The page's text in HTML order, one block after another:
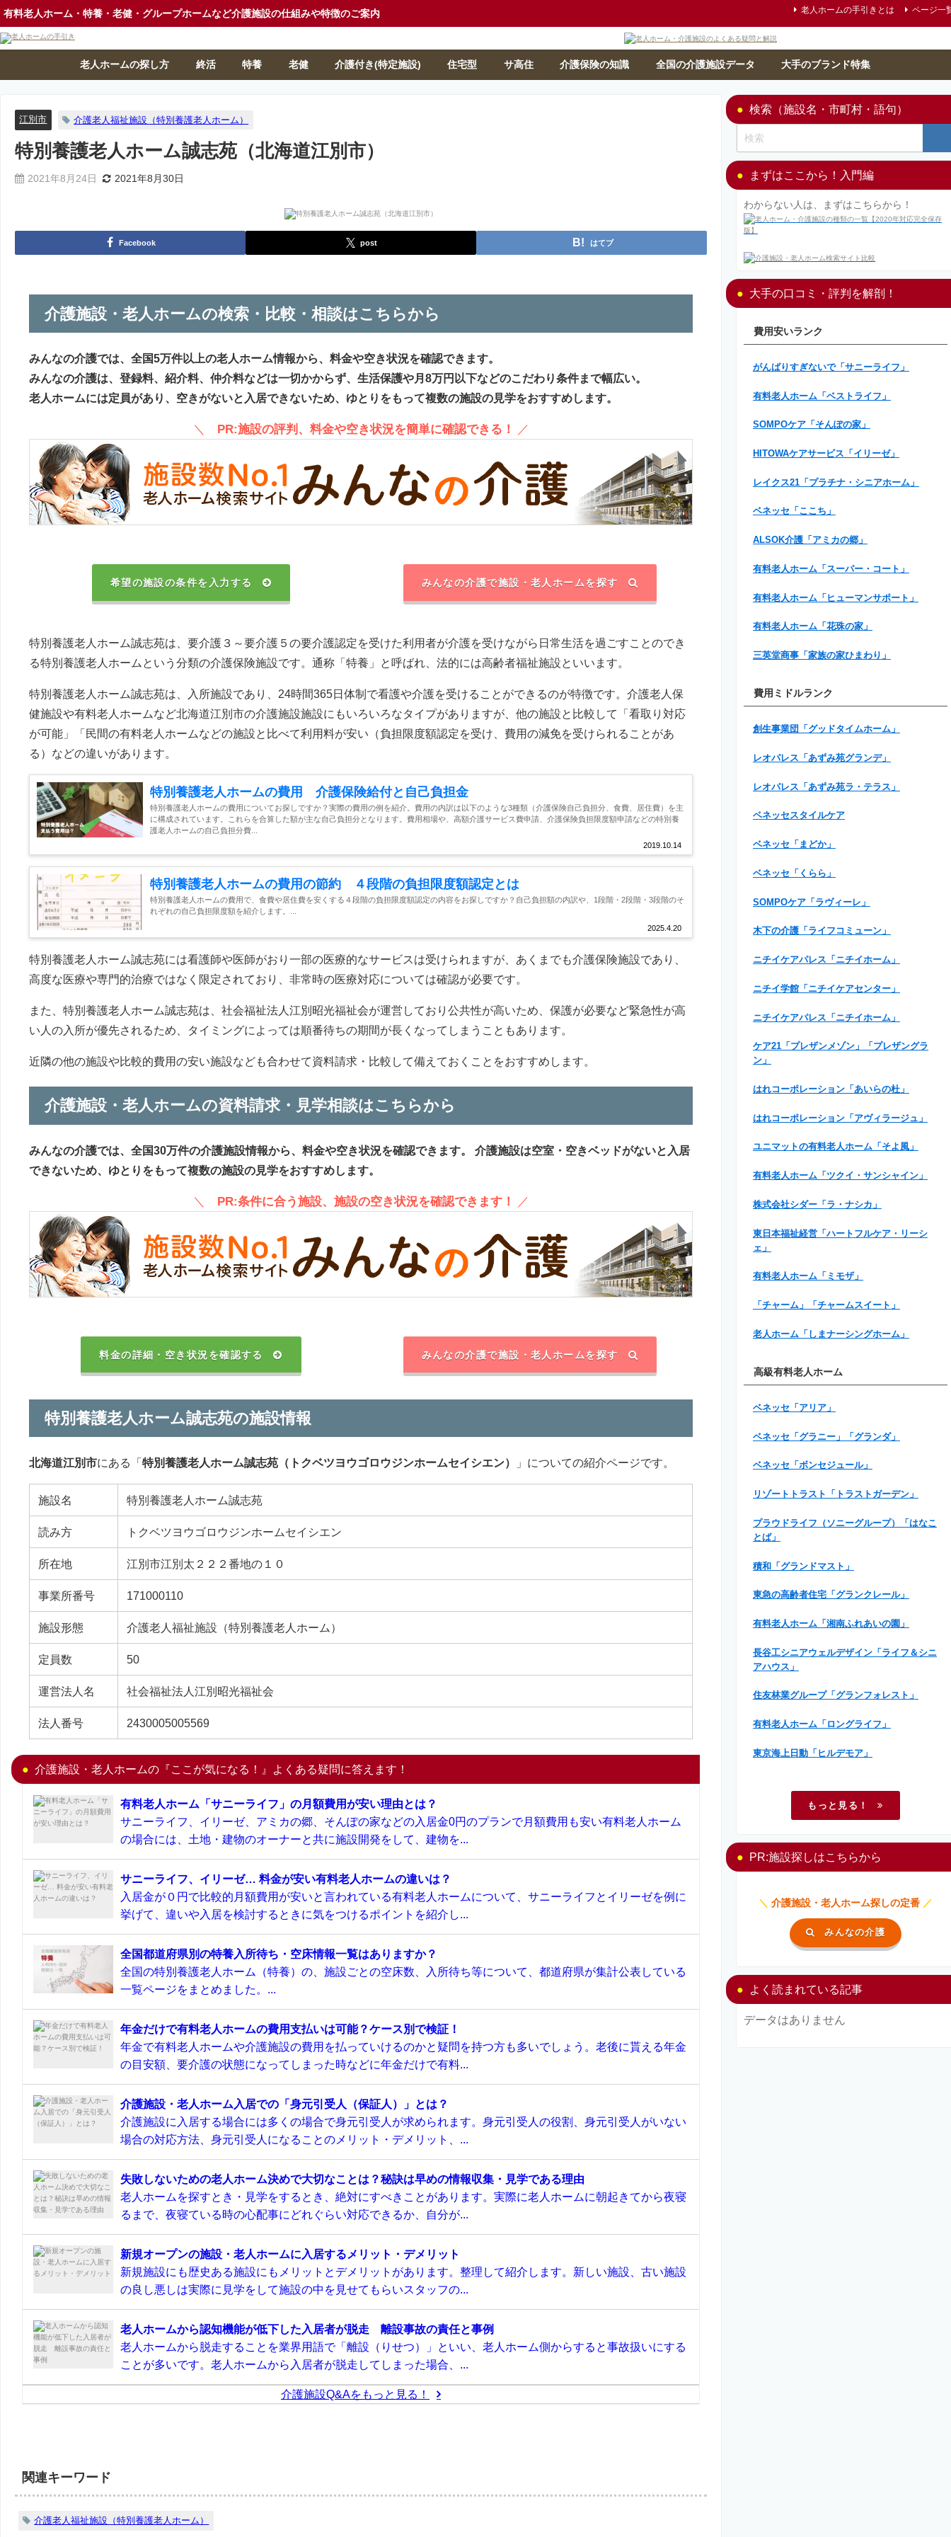
有料老人ホーム・特養・老健・グループホームなど介護施設の仕組みや特徴のご案内 老人ホームの手引きとは ページ一
老人ホームの探し方 終活 特養 老健 介護付き(特定施設) 住宅型 サ高住 介護保険の知識 全国の介護施設データ 大手のブランド特集
江別市 介護老人福祉施設（特別養護老人ホーム）
特別養護老人ホーム誠志苑（北海道江別市）
2021年8月24日 2021年8月30日
Facebook post はてブ
介護施設・老人ホームの検索・比較・相談はこちらから
みんなの介護では、全国5万件以上の老人ホーム情報から、料金や空き状況を確認できます。
みんなの介護は、登録料、紹介料、仲介料などは一切かからず、生活保護や月8万円以下などのこだわり条件まで幅広い。
老人ホームには定員があり、空きがないと入居できないため、ゆとりをもって複数の施設の見学をおすすめします。
＼ PR:施設の評判、料金や空き状況を簡単に確認できる！ ／
希望の施設の条件を入力する みんなの介護で施設・老人ホームを探す
特別養護老人ホーム誠志苑は、要介護３～要介護５の要介護認定を受けた利用者が介護を受けながら日常生活を過ごすことのでき
る特別養護老人ホームという分類の介護保険施設です。通称「特養」と呼ばれ、法的には高齢者福祉施設といいます。
特別養護老人ホーム誠志苑は、入所施設であり、24時間365日体制で看護や介護を受けることができるのが特徴です。介護老人保
健施設や有料老人ホームなど北海道江別市の介護施設施設にもいろいろなタイプがありますが、他の施設と比較して「看取り対応
が可能」「民間の有料老人ホームなどの施設と比べて利用料が安い（負担限度額認定を受け、費用の減免を受けられることがあ
る）などの違いがあります。
特別養護老人ホームの費用 介護保険給付と自己負担金
2019.10.14
特別養護老人ホームの費用についてお探しですか？実際の費用の例を紹介。費用の内訳は以下のような3種類（介護保険自己負担分、食費、居住費）を主
に構成されています。これらを合算した額が主な自己負担分となります。費用相場や、高額介護サービス費申請、介護保険負担限度額申請などの特別養
護老人ホームの自己負担分費...
特別養護老人ホームの費用の節約 ４段階の負担限度額認定とは
2025.4.20
特別養護老人ホームの費用で、食費や居住費を安くする４段階の負担限度額認定の内容をお探しですか？自己負担額の内訳や、1段階・2段階・3段階のそ
れぞれの自己負担限度額を紹介します。...
特別養護老人ホーム誠志苑には看護師や医師がおり一部の医療的なサービスは受けられますが、あくまでも介護保険施設であり、
高度な医療や専門的治療ではなく限定されており、非常時の医療対応については確認が必要です。
また、特別養護老人ホーム誠志苑は、社会福祉法人江別昭光福祉会が運営しており公共性が高いため、保護が必要など緊急性が高
い人の入所が優先されるため、タイミングによっては順番待ちの期間が長くなってしまうこともあります。
近隣の他の施設や比較的費用の安い施設なども合わせて資料請求・比較して備えておくことをおすすめします。
介護施設・老人ホームの資料請求・見学相談はこちらから
みんなの介護では、全国30万件の介護施設情報から、料金や空き状況を確認できます。
介護施設は空室・空きベッドがないと入居
できないため、ゆとりをもって複数の施設の見学をおすすめします。
＼ PR:条件に合う施設、施設の空き状況を確認できます！ ／
料金の詳細・空き状況を確認する みんなの介護で施設・老人ホームを探す
特別養護老人ホーム誠志苑の施設情報
北海道江別市にある「 特別養護老人ホーム誠志苑（トクベツヨウゴロウジンホームセイシエン） 」についての紹介ページです。
施設名 特別養護老人ホーム誠志苑
読み方 トクベツヨウゴロウジンホームセイシエン
所在地 江別市江別太２２２番地の１０
事業所番号 171000110
施設形態 介護老人福祉施設（特別養護老人ホーム）
定員数 50
運営法人名 社会福祉法人江別昭光福祉会
法人番号 2430005005569
介護施設・老人ホームの『ここが気になる！』よくある疑問に答えます！
有料老人ホーム「サニーライフ」の月額費用が安い理由とは？
サニーライフ、イリーゼ、アミカの郷、そんぽの家などの入居金0円のプランで月額費用も安い有料老人ホーム
の場合には、土地・建物のオーナーと共に施設開発をして、建物を...
サニーライフ、イリーゼ… 料金が安い有料老人ホームの違いは？
入居金が０円で比較的月額費用が安いと言われている有料老人ホームについて、サニーライフとイリーゼを例に
挙げて、違いや入居を検討するときに気をつけるポイントを紹介し...
全国都道府県別の特養入所待ち・空床情報一覧はありますか？
全国の特別養護老人ホーム（特養）の、施設ごとの空床数、入所待ち等について、都道府県が集計公表している
一覧ページをまとめました。...
年金だけで有料老人ホームの費用支払いは可能？ケース別で検証！
年金で有料老人ホームや介護施設の費用を払っていけるのかと疑問を持つ方も多いでしょう。老後に貰える年金
の目安額、要介護の状態になってしまった時などに年金だけで有料...
介護施設・老人ホーム入居での「身元引受人（保証人）」とは？
介護施設に入居する場合には多くの場合で身元引受人が求められます。身元引受人の役割、身元引受人がいない
場合の対応方法、身元引受人になることのメリット・デメリット、...
失敗しないための老人ホーム決めで大切なことは？秘訣は早めの情報収集・見学である理由
老人ホームを探すとき・見学をするとき、絶対にすべきことがあります。実際に老人ホームに朝起きてから夜寝
るまで、夜寝ている時の心配事にどれぐらい対応できるか、自分が...
新規オープンの施設・老人ホームに入居するメリット・デメリット
新規施設にも歴史ある施設にもメリットとデメリットがあります。整理して紹介します。新しい施設、古い施設
の良し悪しは実際に見学をして施設の中を見せてもらいスタッフの...
老人ホームから認知機能が低下した入居者が脱走 離設事故の責任と事例
老人ホームから脱走することを業界用語で「離設（りせつ）」といい、老人ホーム側からすると事故扱いにする
ことが多いです。老人ホームから入居者が脱走してしまった場合、...
介護施設Q&Aをもっと見る！
関連キーワード
介護老人福祉施設（特別養護老人ホーム）
検索（施設名・市町村・語句）
まずはここから！入門編
わからない人は、まずはこちらから！
大手の口コミ・評判を解剖！
費用安いランク
がんばりすぎないで「サニーライフ」
有料老人ホーム「ベストライフ」
SOMPOケア「そんぽの家」
HITOWAケアサービス「イリーゼ」
レイクス21「プラチナ・シニアホーム」
ベネッセ「ここち」
ALSOK介護「アミカの郷」
有料老人ホーム「スーパー・コート」
有料老人ホーム「ヒューマンサポート」
有料老人ホーム「花珠の家」
三英堂商事「家族の家ひまわり」
費用ミドルランク
創生事業団「グッドタイムホーム」
レオパレス「あずみ苑グランデ」
レオパレス「あずみ苑ラ・テラス」
ベネッセスタイルケア
ベネッセ「まどか」
ベネッセ「くらら」
SOMPOケア「ラヴィーレ」
木下の介護「ライフコミューン」
ニチイケアパレス「ニチイホーム」
ニチイ学館「ニチイケアセンター」
ニチイケアパレス「ニチイホーム」
ケア21「プレザンメゾン」「プレザングラ
ン」
はれコーポレーション「あいらの杜」
はれコーポレーション「アヴィラージュ」
ユニマットの有料老人ホーム「そよ風」
有料老人ホーム「ツクイ・サンシャイン」
株式会社シダー「ラ・ナシカ」
東日本福祉経営「ハートフルケア・リーシ
ェ」
有料老人ホーム「ミモザ」
「チャーム」「チャームスイート」
老人ホーム「しまナーシングホーム」
高級有料老人ホーム
ベネッセ「アリア」
ベネッセ「グラニー」「グランダ」
ベネッセ「ボンセジュール」
リゾートトラスト「トラストガーデン」
プラウドライフ（ソニーグループ）「はなこ
とば」
積和「グランドマスト」
東急の高齢者住宅「グランクレール」
有料老人ホーム「湘南ふれあいの園」
長谷工シニアウェルデザイン「ライフ＆シニ
アハウス」
住友林業グループ「グランフォレスト」
有料老人ホーム「ロングライフ」
東京海上日動「ヒルデモア」
もっと見る！
PR:施設探しはこちらから
＼ 介護施設・老人ホーム探しの定番 ／
みんなの介護
よく読まれている記事
データはありません